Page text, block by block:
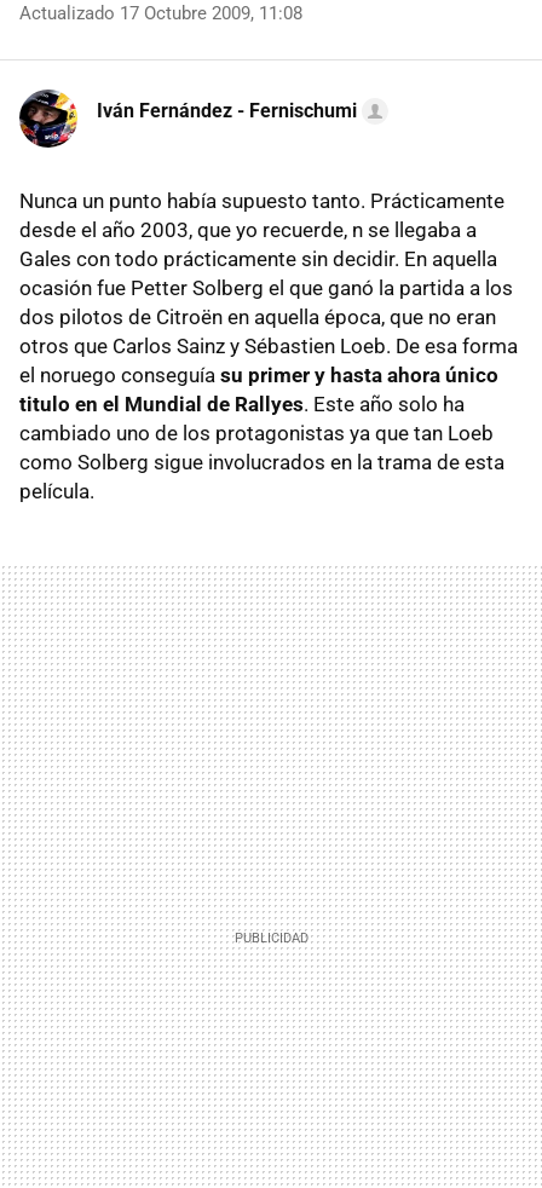
Actualizado 17 Octubre 2009, 11:08
Iván Fernández - Fernischumi
Nunca un punto había supuesto tanto. Prácticamente
desde el año 2003, que yo recuerde, n se llegaba a
Gales con todo prácticamente sin decidir. En aquella
ocasión fue Petter Solberg el que ganó la partida a los
dos pilotos de Citroën en aquella época, que no eran
otros que Carlos Sainz y Sébastien Loeb. De esa forma
el noruego conseguía su primer y hasta ahora único
titulo en el Mundial de Rallyes. Este año solo ha
cambiado uno de los protagonistas ya que tan Loeb
como Solberg sigue involucrados en la trama de esta
película.